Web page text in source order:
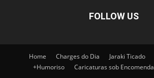
FOLLOW US
Home Charges do Dia Jaraki Ticado
+Humoriso
Caricaturas sob Encomenda